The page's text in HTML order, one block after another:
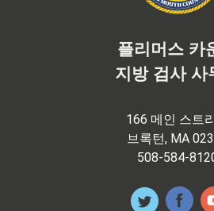
플리머스 카
지방 검사 사
166 메인 스트
브록턴, MA
508-584-